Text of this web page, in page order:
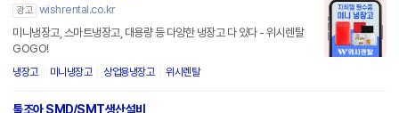
광고 wishrental.co.kr
미니냉장고, 스마트냉장고, 대용량 등 다양한 냉장고 다 있다 - 위시렌탈
GOGO!
냉장고 미니냉장고 상업용냉장고 위시렌탈
툴조아 SMD/SMT생산설비